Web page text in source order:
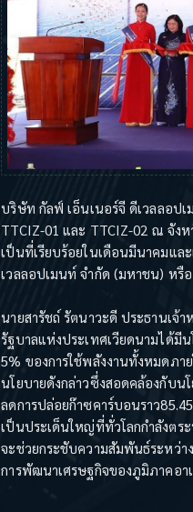
บริษัท กัลฟ์ เอ็นเนอร์จี ดีเวลลอป
TTCIZ-01 และ TTCIZ-02 ณ จังห
เป็นที่เรียบร้อยในเดือนมีนาคมแล
เวลลอปเมนท์ จำกัด (มหาชน) หรื
นายสารัชถ์ รัตนาวะดี ประธานเจ้
รัฐบาลแห่งประเทศเวียดนามได้มี
5% ของการใช้พลังงานทั้งหมดภ
นโยบายดังกล่าวซึ่งสอดคล้องกับน
ลดการปล่อยก๊าซคาร์บอนราว
เป็นประเด็นใหญ่ที่ทั่วโลกกำลังตร
จะช่วยกระชับความสัมพันธ์ระหว่า
การพัฒนาเศรษฐกิจของภูมิภาคอา